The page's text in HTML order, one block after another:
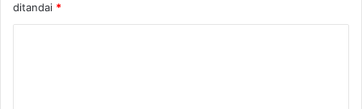
ditandai *